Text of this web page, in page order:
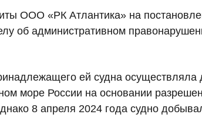
ООО «РК Атлантика» на
об административном
ей судна
море России на основании
8 апреля 2024 года судно